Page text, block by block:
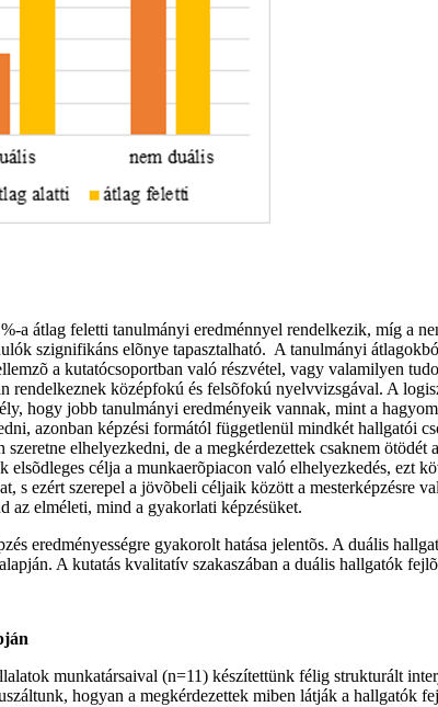
a átlag feletti tanulmányi eredménnyel rendelkezik, míg a
szignifikáns elõnye tapasztalható. A tanulmányi
a kutatócsoportban való részvétel, vagy valamilyen
középfokú és felsõfokú nyelvvizsgával. A
hogy jobb tanulmányi eredményeik vannak, mint a
azonban képzési formától függetlenül mindkét hallgatói
elhelyezkedni, de a megkérdezettek csaknem
célja a munkaerõpiacon való elhelyezkedés, ezt
s ezért szerepel a jövõbeli céljaik között a
az elméleti, mind a gyakorlati képzésüket.
eredményességre gyakorolt hatása jelentõs. A duális
A kutatás kvalitatív szakaszában a duális hallgatók
munkatársaival (n=11) készítettünk félig strukturált
hogyan a megkérdezettek miben látják a hallgatók